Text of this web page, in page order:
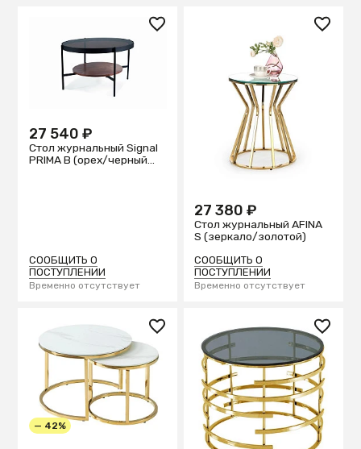
27 540 ₽
Стол журнальный Signal
PRIMA B (орех/черный
СООБЩИТЬ О
ПОСТУПЛЕНИИ
Временно отсутствует
27 380 ₽
Стол журнальный AFINA
S (зеркало/золотой)
СООБЩИТЬ О
ПОСТУПЛЕНИИ
Временно отсутствует
— 42%